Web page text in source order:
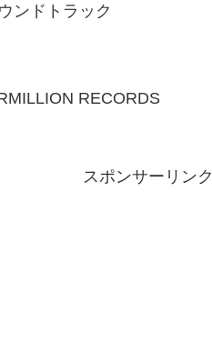
ンドトラック
RECORDS
スポンサーリンク